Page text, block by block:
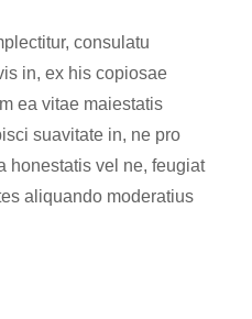
consulatu
in, ex his copiosae
ea vitae maiestatis
suavitate in, ne pro
honestatis vel ne, feugiat
aliquando moderatius